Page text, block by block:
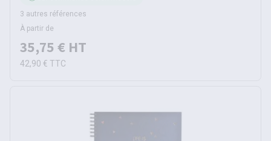
3 autres références
À partir de
35,75 € HT
42,90 € TTC